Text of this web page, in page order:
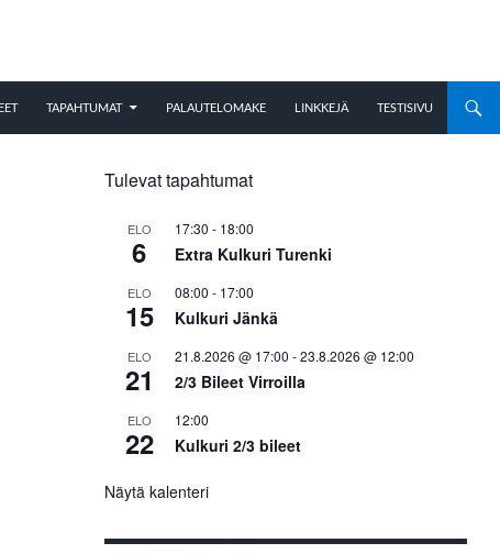
TAPAHTUMAT PALAUTELOMAKE LINKKEJÄ TESTISIVU
Tulevat tapahtumat
ELO
6
17:30 - 18:00
Extra Kulkuri Turenki
ELO
15
08:00 - 17:00
Kulkuri Jänkä
ELO
21
21.8.2026 @ 17:00 -23.8.2026 @ 12:00
2/3 Bileet Virroilla
ELO
22
12:00
Kulkuri 2/3 bileet
Näytä kalenteri